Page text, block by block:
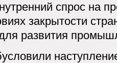
спрос на
закрытости
развития